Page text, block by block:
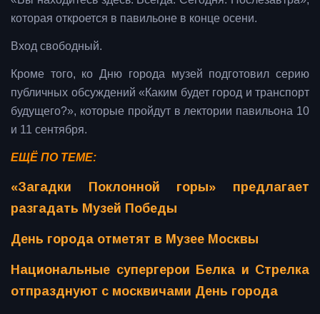
которая откроется в павильоне в конце осени.
Вход свободный.
Кроме того, ко Дню города музей подготовил серию
публичных обсуждений «Каким будет город и транспорт
будущего?», которые пройдут в лектории павильона 10
и 11 сентября.
ЕЩЁ ПО ТЕМЕ:
«Загадки Поклонной горы» предлагает
разгадать Музей Победы
День города отметят в Музее Москвы
Национальные супергерои Белка и Стрелка
отпразднуют с москвичами День города